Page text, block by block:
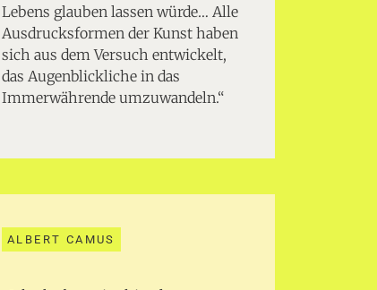
Lebens glauben lassen würde… Alle
Ausdrucksformen der Kunst haben
sich aus dem Versuch entwickelt,
das Augenblickliche in das
Immerwährende umzuwandeln.“
ALBERT CAMUS